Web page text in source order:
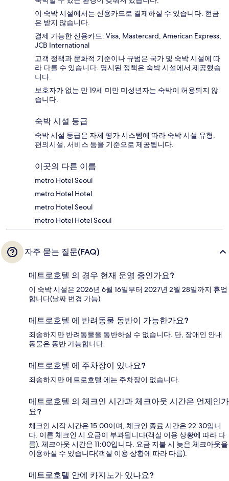
이 숙박 시설에서는 신용카드로 결제하실 수 있습니다. 현금
은 받지 않습니다.
결제 가능한 신용카드: Visa, Mastercard, American Express,
JCB International
고객 정책과 문화적 기준이나 규범은 국가 및 숙박 시설에 따
라 다를 수 있습니다. 명시된 정책은 숙박 시설에서 제공했습
니다.
보호자가 없는 만 19세 미만 미성년자는 숙박이 허용되지 않
습니다.
숙박 시설 등급
숙박 시설 등급은 자체 평가 시스템에 따라 숙박 시설 유형,
편의시설, 서비스 등을 기준으로 제공됩니다.
이곳의 다른 이름
metro Hotel Seoul
metro Hotel Hotel
metro Hotel Seoul
metro Hotel Hotel Seoul
자주 묻는 질문(FAQ)
메트로호텔 의 경우 현재 운영 중인가요?
이 숙박 시설은 2026년 6월 16일부터 2027년 2월 28일까지 휴업
합니다(날짜 변경 가능).
메트로호텔 에 반려동물 동반이 가능한가요?
죄송하지만 반려동물을 동반하실 수 없습니다. 단, 장애인 안내
동물은 동반 가능합니다.
메트로호텔 에 주차장이 있나요?
죄송하지만 메트로호텔 에는 주차장이 없습니다.
메트로호텔 의 체크인 시간과 체크아웃 시간은 언제인가
요?
체크인 시작 시간은 15:00이며, 체크인 종료 시간은 22:30입니
다. 이른 체크인 시 요금이 부과됩니다(객실 이용 상황에 따라 다
름). 체크아웃 시간은 11:00입니다. 요금 지불 시 늦은 체크아웃을
이용하실 수 있습니다(객실 이용 상황에 따라 다름).
메트로호텔 안에 카지노가 있나요?